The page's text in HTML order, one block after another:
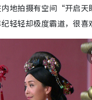
地拍摄有空间“开启
轻却极度霸道，很喜